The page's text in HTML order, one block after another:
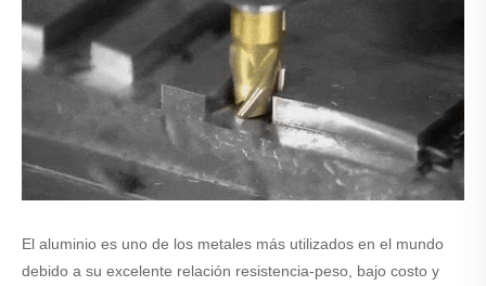
El aluminio es uno de los metales más utilizados en el mundo
debido a su excelente relación resistencia-peso, bajo costo y